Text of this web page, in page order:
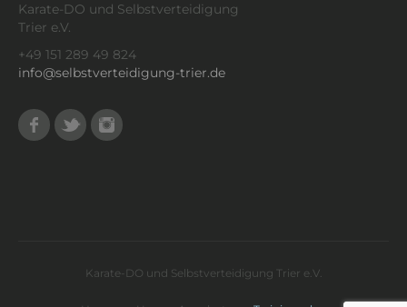
Karate-DO und Selbstverteidigung
Trier e.V.
+49 151 289 49 824
info@selbstverteidigung-trier.de
Facebook
Twitter
Karate-DO und Selbstverteidigung Trier e.V.